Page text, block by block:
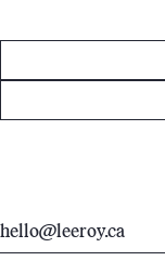
hello@leeroy.ca